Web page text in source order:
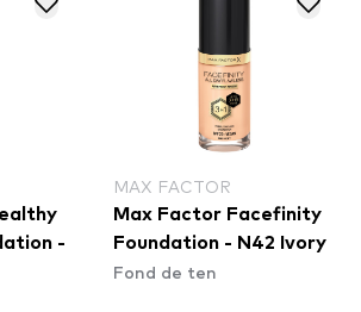
-
MAX FACTOR
Max Factor Facefinity
Foundation - N42 Ivory
Fond de ten